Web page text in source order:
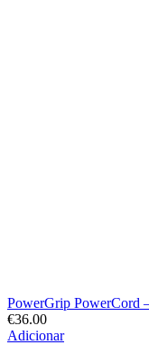
PowerGrip PowerCord
€36.00
Adicionar